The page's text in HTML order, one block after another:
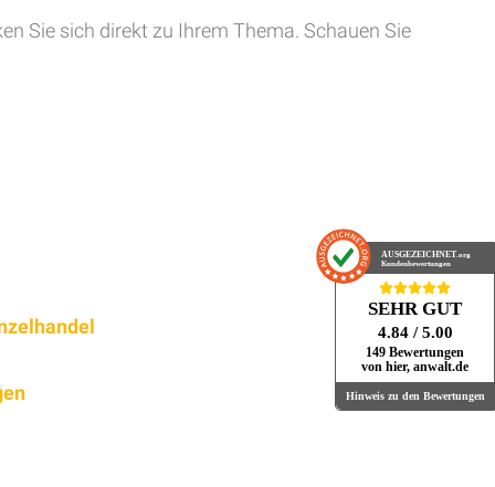
Sie sich direkt zu Ihrem Thema. Schauen Sie
AUSGEZEICHNET .org
Kundenbewertungen
SEHR GUT
4.84 / 5.00
149 Bewertungen
von hier, anwalt.de
Hinweis zu den Bewertungen